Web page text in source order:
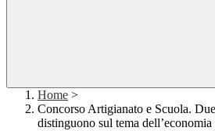
Home >
Concorso Artigianato e Scuola.
distinguono sul tema